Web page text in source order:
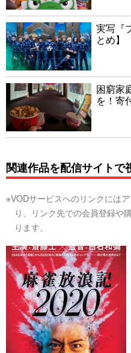
実写『
とめ】
困窮家
を！寄
関連作品を配信サイトで
※VODサービスへのリンクには
り、リンク先での会員登録や
ります。